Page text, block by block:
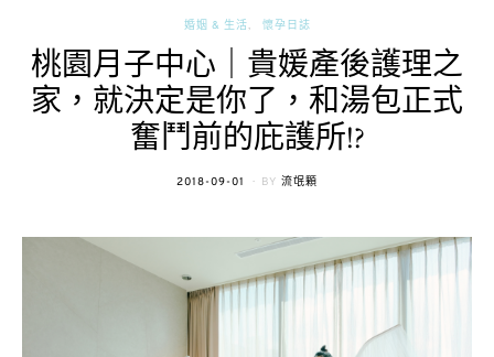
婚姻 & 生活 懷孕日誌
桃園月子中心｜貴媛產後護理之
家，就決定是你了，和湯包正式
奮鬥前的庇護所!?
POSTED
2018-09-01 BY 流氓顆